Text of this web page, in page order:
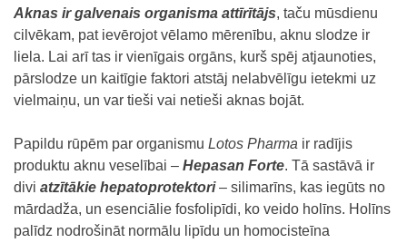
Aknas ir galvenais organisma attīrītājs, taču mūsdienu
cilvēkam, pat ievērojot vēlamo mērenību, aknu slodze ir
liela. Lai arī tas ir vienīgais orgāns, kurš spēj atjaunoties,
pārslodze un kaitīgie faktori atstāj nelabvēlīgu ietekmi uz
vielmaiņu, un var tieši vai netieši aknas bojāt.
Papildu rūpēm par organismu Lotos Pharma ir radījis
produktu aknu veselībai – Hepasan Forte. Tā sastāvā ir
divi atzītākie hepatoprotektori– silimarīns, kas iegūts no
mārdadža, un esenciālie fosfolipīdi, ko veido holīns. Holīns
palīdz nodrošināt normālu lipīdu un homocisteīna